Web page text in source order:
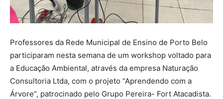
Professores da Rede Municipal de Ensino de Porto Belo
participaram nesta semana de um workshop voltado para
a Educação Ambiental, através da empresa Naturação
Consultoria Ltda, com o projeto “Aprendendo com a
Árvore”, patrocinado pelo Grupo Pereira- Fort Atacadista.